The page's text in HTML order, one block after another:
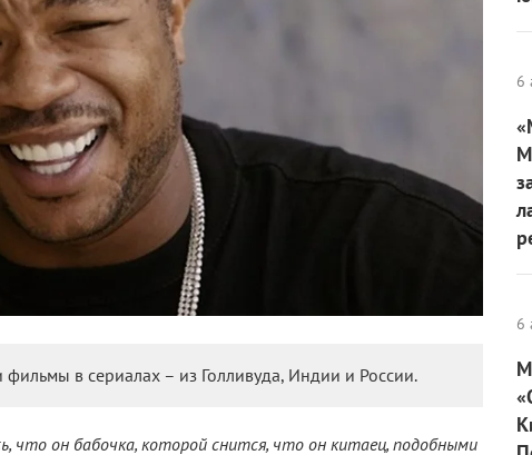
в сериалах – из Голливуда, Индии и России.
что он бабочка, которой снится, что он китаец, подобными
6
6